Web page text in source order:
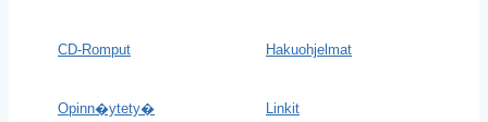
CD-Romput Hakuohjelmat
Opinn�ytety� Linkit